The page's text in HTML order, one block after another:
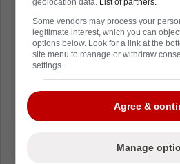
domicile cette saison,
Some vendors may process your
legitimate interest, which you can
options below. Look for a link at the
site menu to manage or withdraw
settings.
Agree &
Manage